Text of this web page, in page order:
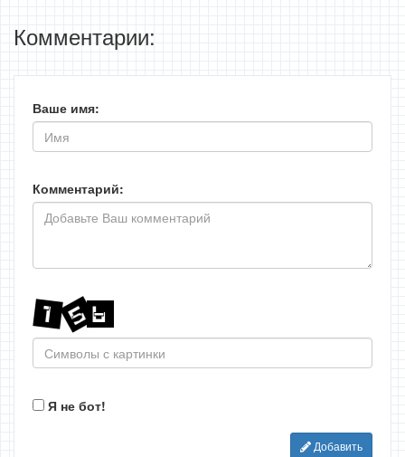
Комментарии:
Ваше имя:
Комментарий:
Я не бот!
Добавить